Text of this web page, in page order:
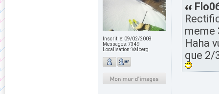
Inscrit le: 09/02/2008
Messages:7349
Localisation:Valberg
meme
Haha
que 2/